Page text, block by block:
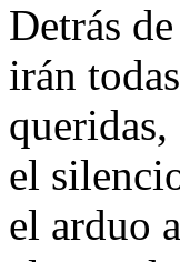
Detrás
irán
queridas,
el
el arduo